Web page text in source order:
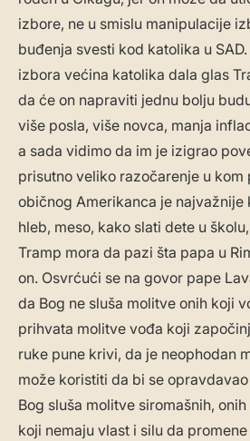
izbore, ne u smislu manipulacije
buđenja svesti kod katolika u
izbora većina katolika dala glas
da će on napraviti jednu bolju
više posla, više novca, manja
a sada vidimo da im je izigrao
prisutno veliko razočarenje u kom
običnog Amerikanca je najvažnije
hleb, meso, kako slati dete u
Tramp mora da pazi šta papa u
on. Osvrćući se na govor pape
da Bog ne sluša molitve onih koji
prihvata molitve vođa koji
ruke pune krivi, da je neophodan
može koristiti da bi se
Bog sluša molitve siromašnih,
koji nemaju vlast i silu da